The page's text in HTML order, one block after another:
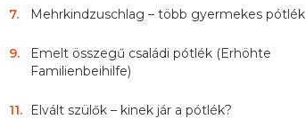
7. Mehrkindzuschlag – több gyermekes pótlék
9.
Emelt összegű családi pótlék (Erhöhte
Familienbeihilfe)
11. Elvált szülők – kinek jár a pótlék?